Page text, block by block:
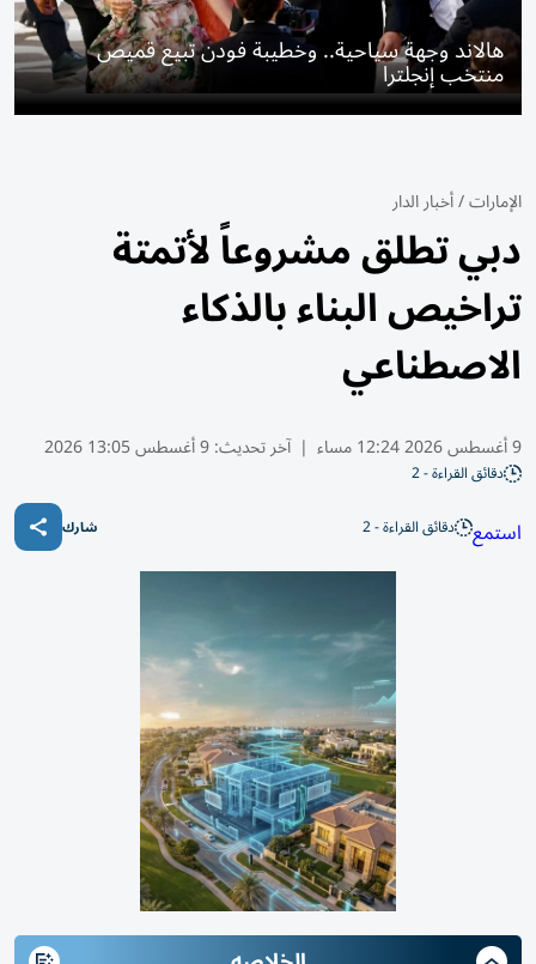
هالاند وجهة سياحية.. وخطيبة فودن تبيع قميص
منتخب إنجلترا
الإمارات/أخبار الدار
دبي تطلق مشروعاً لأتمتة
تراخيص البناء بالذكاء
الاصطناعي
9 أغسطس 2026 12:24 مساء | آخر تحديث:9 أغسطس 13:05 2026
دقائق القراءة - 2
استمع دقائق القراءة - 2 شارك